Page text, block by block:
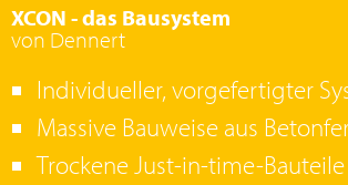
XCON - das Bausystem
von Dennert
Individueller, vorgefertigter
Massive Bauweise aus
Trockene Just-in-time-Bauteile